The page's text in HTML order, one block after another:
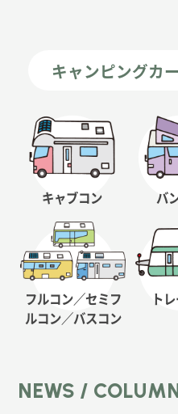
キャンピングカ
キャブコン バ
フルコン／セミフ
ルコン／バスコン
ト
NEWS /